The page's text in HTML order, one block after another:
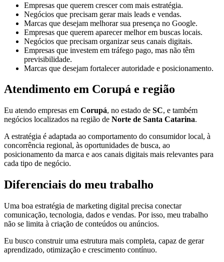
Empresas que querem crescer com mais estratégia.
Negócios que precisam gerar mais leads e vendas.
Marcas que desejam melhorar sua presença no Google.
Empresas que querem aparecer melhor em buscas locais.
Negócios que precisam organizar seus canais digitais.
Empresas que investem em tráfego pago, mas não têm
previsibilidade.
Marcas que desejam fortalecer autoridade e posicionamento.
Atendimento em Corupá e região
Eu atendo empresas em Corupá, no estado de SC, e também
negócios localizados na região de Norte de Santa Catarina.
A estratégia é adaptada ao comportamento do consumidor local, à
concorrência regional, às oportunidades de busca, ao
posicionamento da marca e aos canais digitais mais relevantes para
cada tipo de negócio.
Diferenciais do meu trabalho
Uma boa estratégia de marketing digital precisa conectar
comunicação, tecnologia, dados e vendas. Por isso, meu trabalho
não se limita à criação de conteúdos ou anúncios.
Eu busco construir uma estrutura mais completa, capaz de gerar
aprendizado, otimização e crescimento contínuo.